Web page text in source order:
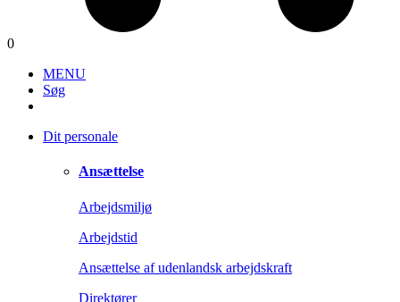
0
MENU
Søg
Dit personale
Ansættelse
Arbejdsmiljø
Arbejdstid
Ansættelse af udenlandsk arbejdskraft
Direktører